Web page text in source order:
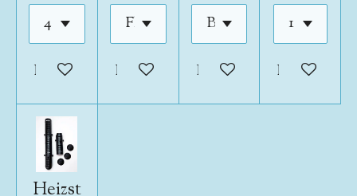
In den WarenkorbIn den WarenkorbIn den Warenkorb
In den
Heizst